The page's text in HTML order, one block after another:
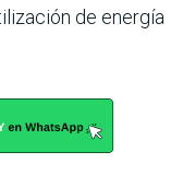
de energía